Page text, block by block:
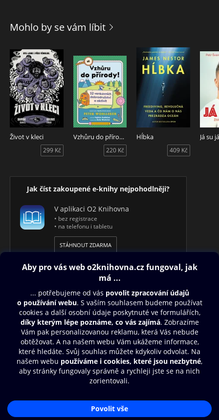
Mohlo by se vám líbit
Život v kleci
299 Kč
Vzhůru do přírody!
220 Kč
Hĺbka
409 Kč
Já su
Jak číst zakoupené e-knihy nejpohodlněji?
V aplikaci O2 Knihovna
• bez registrace
• na telefonu i tabletu
STÁHNOUT ZDARMA
Obsah ke stažení
Moje O2 Knihovna
Další zábava
Nákupní řád
Přístupnost
Aplikace O2 Knihovna